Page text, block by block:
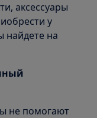
аксессуары
у
найдете на
не помогают